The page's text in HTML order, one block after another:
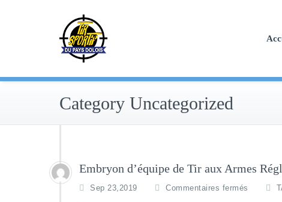
Category Uncategorized
Embryon d’équipe de Tir aux Armes
Sep 23,2019 Commentaires fermés